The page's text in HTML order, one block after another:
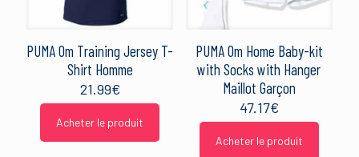
PUMA Om Training Jersey T-
Shirt Homme
21.99€
Acheter le produit
PUMA Om Home Baby-kit
with Socks with Hanger
Maillot Garçon
47.17€
Acheter le produit